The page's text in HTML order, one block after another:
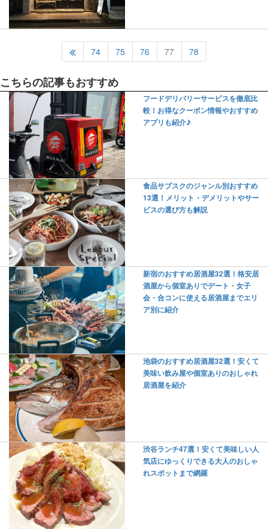
74 75 76 77 78
こちらの記事もおすすめ
フードデリバリーサービスを徹底比
較！お得なクーポン情報やおすすめ
アプリも紹介♪
食品サブスクのジャンル別おすすめ
13選！メリット・デメリットやサー
ビスの選び方も解説
新宿のおすすめ居酒屋32選！格安居
酒屋から個室ありでデート・女子
会・合コンに使える居酒屋までエリ
ア別に紹介
池袋のおすすめ居酒屋32選！安くて
美味い飲み屋や個室ありのおしゃれ
居酒屋を紹介
渋谷ランチ47選！安くて美味しい人
気店にゆっくりできる大人のおしゃ
れスポットまで網羅